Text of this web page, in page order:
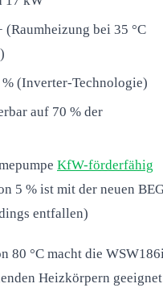
(Raumheizung bei 35 °C
% (Inverter-Technologie)
auf 70 % der
KfW-förderfähig
5 % ist mit der neuen
entfallen)
80 °C macht die
Heizkörpern geeignet